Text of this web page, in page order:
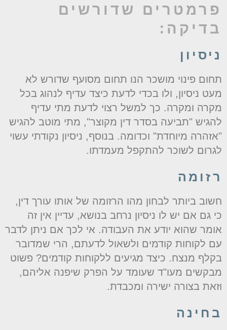
שדורשים
פינוי מושכר הנו תחום מסועף שדורש לא
ניסיון, ולו בכדי לדעת כיצד עדיף לנהוג בכל
ומקרה. כך למשל רצוי לדעת מתי עדיף
"תביעה בסדר דין מקוצר", מתי מוטב להגיש
מיוחדת" וכדומה. בנוסף, ניסיון נקודתי עשוי
לשוכר להתקפל מעמדתו.
ביותר לבחון מהו הרזומה של אותו עורך דין,
גם אם יש לו ניסיון נרחב בנושא, עדיין אין זה
שהוא יודע את העבודה. אי לכך אם ניתן לדבר
לקוחות קודמים ולשאול לדעתם, הרי שמדובר
מנצח. כיצד מגיעים ללקוחות קודמים? פשוט
מעו"ד שעומד על הפרק שיפנה אליהם,
בצורה ישירה ומכבדת.